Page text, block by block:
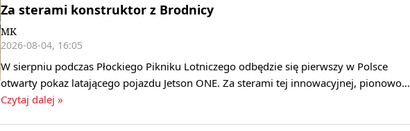
Za sterami konstruktor z Brodnicy
MK
2026-08-04, 16:05
W sierpniu podczas Płockiego Pikniku Lotniczego odbędzie się pierwszy w Polsce
otwarty pokaz latającego pojazdu Jetson ONE. Za sterami tej innowacyjnej, pionowo…
Czytaj dalej »